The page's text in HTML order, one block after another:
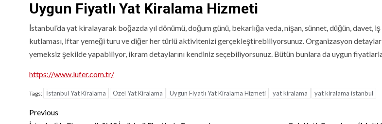
Uygun Fiyatlı Yat Kiralama Hizmeti
İstanbul’da yat kiralayarak boğazda yıl dönümü, doğum günü, bekarlığa veda, nişan, sünnet, düğün, davet, iş
kutlaması, iftar yemeği turu ve diğer her türlü aktivitenizi gerçekleştirebiliyorsunuz. Organizasyon
yemeksiz şekilde yapabiliyor, ikram detaylarını kendiniz seçebiliyorsunuz. Bütün bunlara da uygun
https://www.lufer.com.tr/
Tags: İstanbul Yat Kiralama Özel Yat Kiralama Uygun Fiyatlı Yat Kiralama Hizmeti yat kiralama yat kiralama istanbul
Continue
Previous